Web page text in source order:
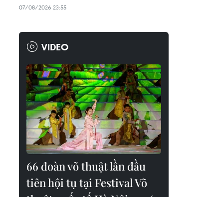
07/08/2026 23:55
VIDEO
66 đoàn võ thuật lần đầu
tiên hội tụ tại Festival Võ